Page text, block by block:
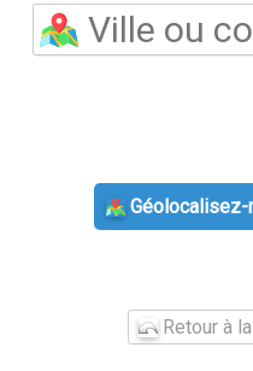
Géolocalisez-
Retour à